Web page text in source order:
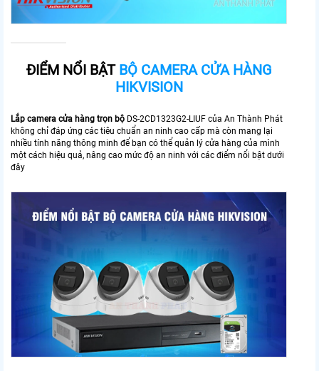
ĐIỂM NỔI BẬT BỘ CAMERA CỬA HÀNG
HIKVISION
Lắp camera cửa hàng trọn bộ DS-2CD1323G2-LIUF của An Thành Phát
không chỉ đáp ứng các tiêu chuẩn an ninh cao cấp mà còn mang lại
nhiều tính năng thông minh để bạn có thể quản lý cửa hàng của mình
một cách hiệu quả, nâng cao mức độ an ninh với các điểm nổi bật dưới
đây